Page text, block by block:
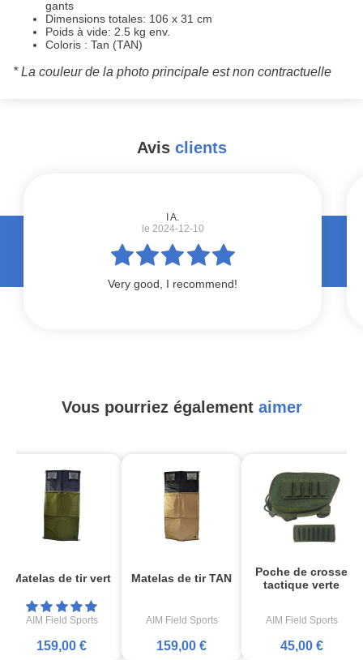
gants
Dimensions totales: 106 x 31 cm
Poids à vide: 2.5 kg env.
Coloris : Tan (TAN)
* La couleur de la photo principale est non contractuelle
Avis clients
I A.
le 2024-12-10
Very good, I recommend!
Vous pourriez également aimer
Matelas de tir vert
AIM Field Sports
159,00 €
Matelas de tir TAN
AIM Field Sports
159,00 €
Poche de crosse
tactique verte
AIM Field Sports
45,00 €